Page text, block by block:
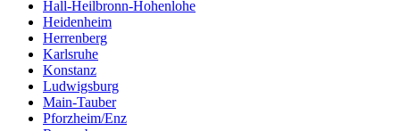
Hall-Heilbronn-Hohenlohe
Heidenheim
Herrenberg
Karlsruhe
Konstanz
Ludwigsburg
Main-Tauber
Pforzheim/Enz